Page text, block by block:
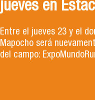
jueves en
Entre el jueves 23 y el
Mapocho será
del campo: